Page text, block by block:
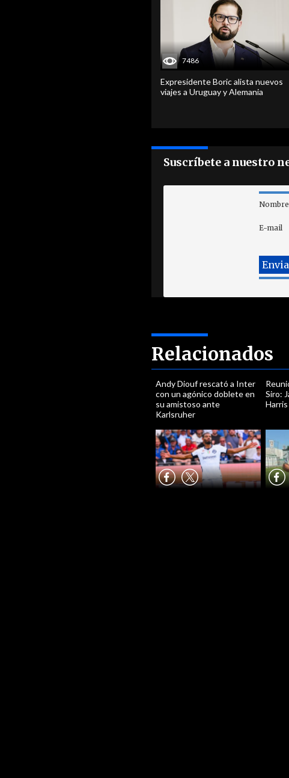
7486
Expresidente Boric alista nuevos
viajes a Uruguay y Alemania
Suscríbete a nuestro
E-mail
Relacionados
Andy Diouf rescató a Inter
con un agónico doblete en
su amistoso ante
Karlsruher
Siro:
Harris